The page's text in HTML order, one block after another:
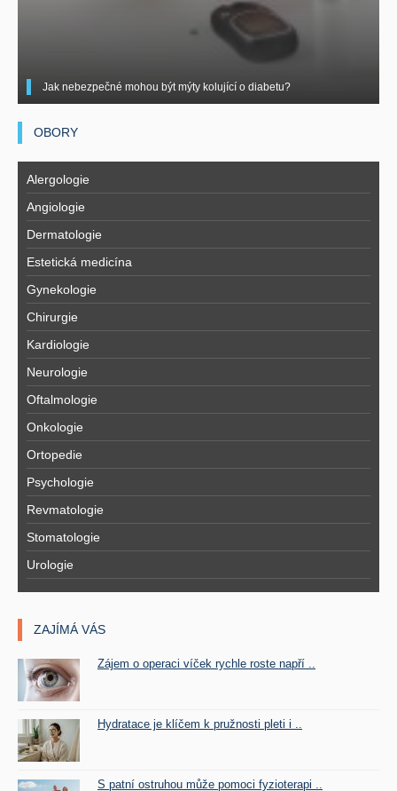
Jak nebezpečné mohou být mýty kolující o diabetu?
OBORY
Alergologie
Angiologie
Dermatologie
Estetická medicína
Gynekologie
Chirurgie
Kardiologie
Neurologie
Oftalmologie
Onkologie
Ortopedie
Psychologie
Revmatologie
Stomatologie
Urologie
ZAJÍMÁ VÁS
Zájem o operaci víček rychle roste napří ..
Hydratace je klíčem k pružnosti pleti i ..
S patní ostruhou může pomoci fyzioterapi ..